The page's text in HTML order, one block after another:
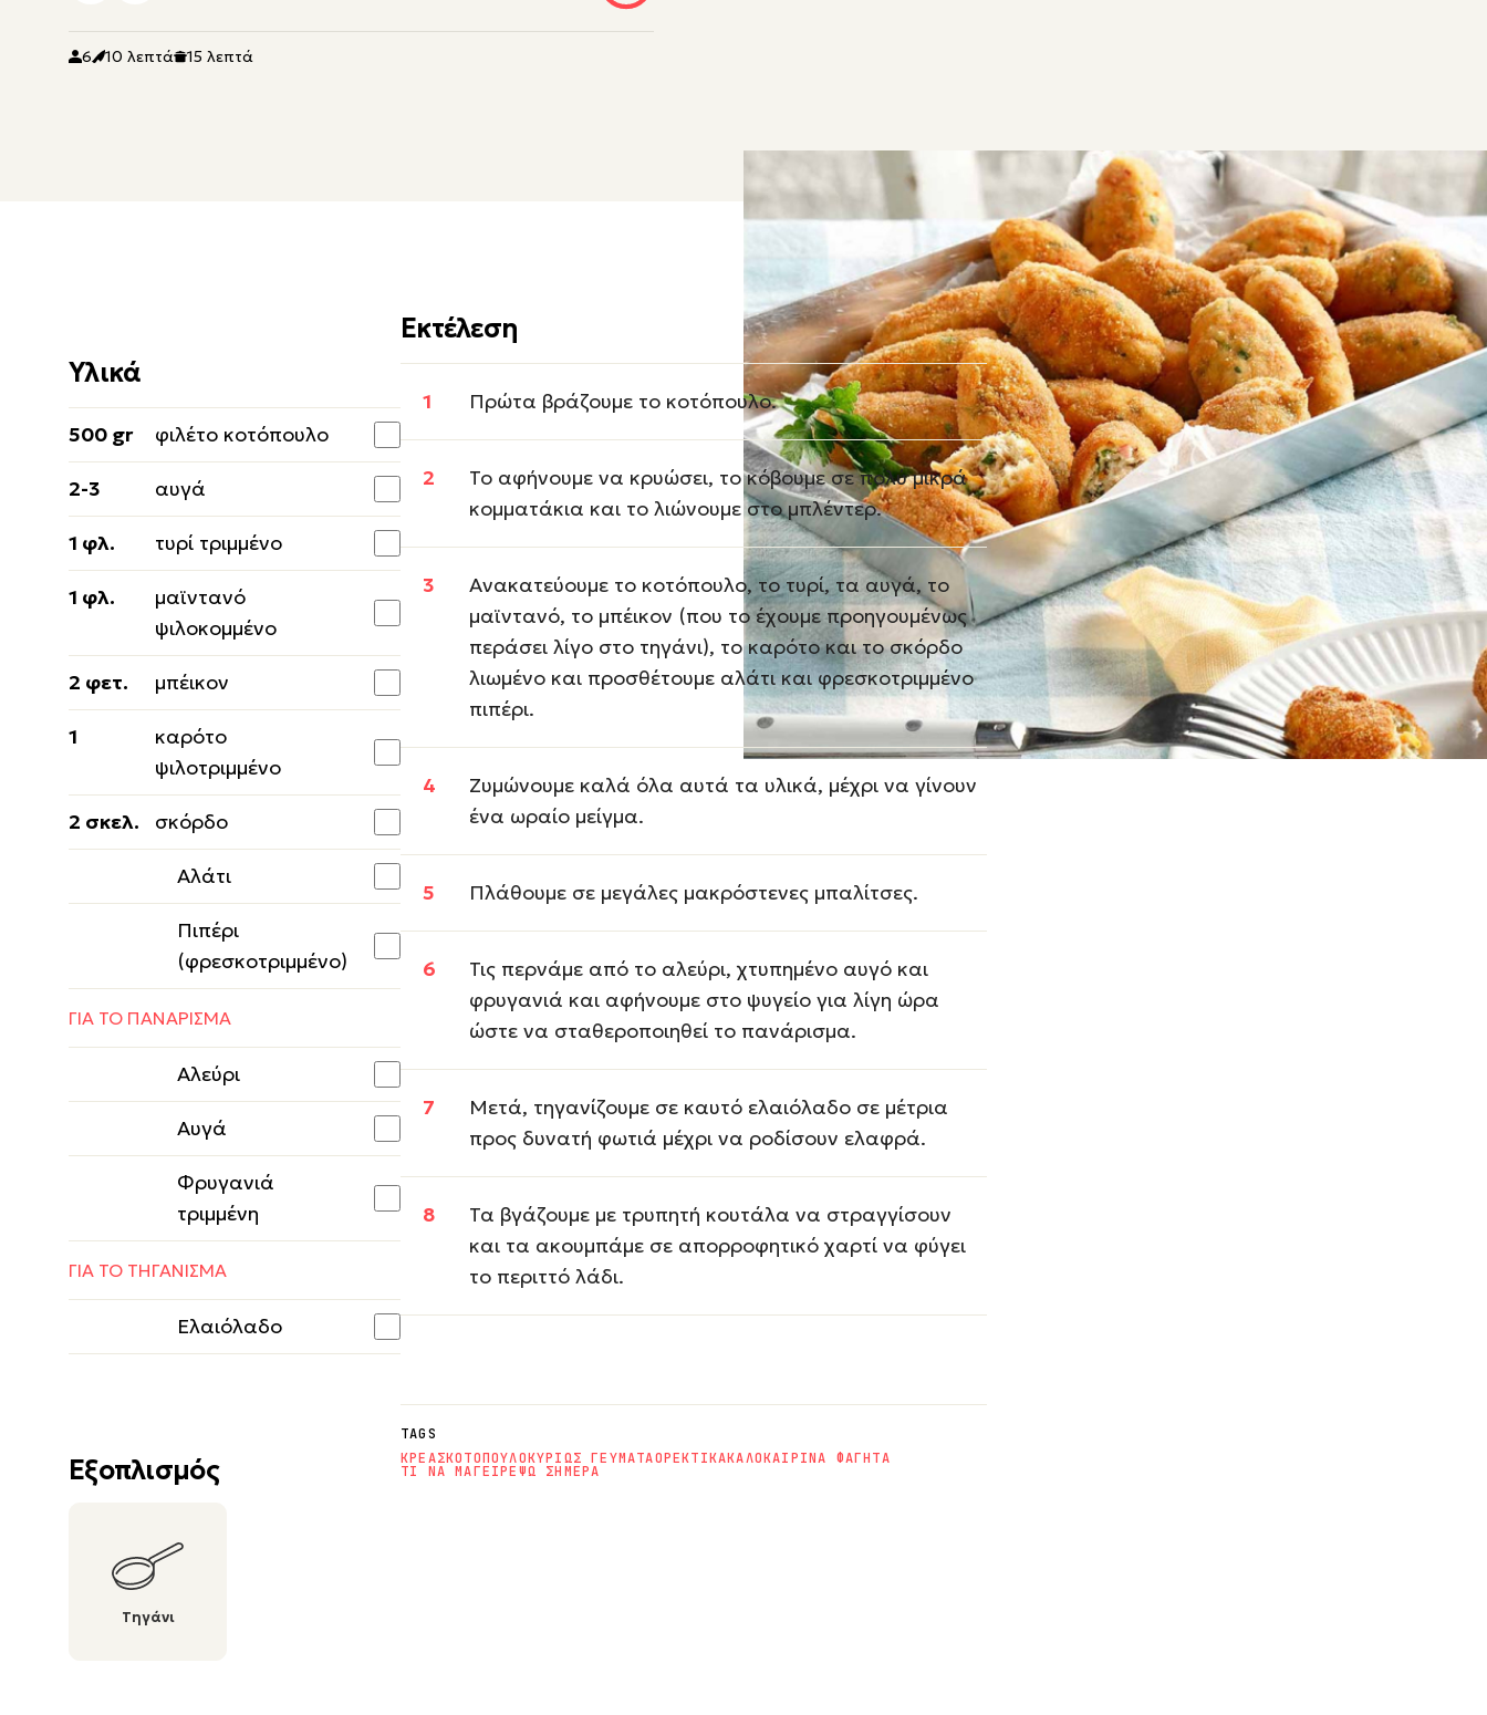
6 10 λεπτά 15 λεπτά
Υλικά
500 gr φιλέτο κοτόπουλο
2-3 αυγά
1 φλ. τυρί τριμμένο
1 φλ.
μαϊντανό
ψιλοκομμένο
2 φετ. μπέικον
1
καρότο
ψιλοτριμμένο
2 σκελ. σκόρδο
Αλάτι
Πιπέρι
(φρεσκοτριμμένο)
ΓΙΑ ΤΟ ΠΑΝΑΡΙΣΜΑ
Αλεύρι
Αυγά
Φρυγανιά
τριμμένη
ΓΙΑ ΤΟ ΤΗΓΑΝΙΣΜΑ
Ελαιόλαδο
Εξοπλισμός
Τηγάνι
Εκτέλεση
Πρώτα βράζουμε το κοτόπουλο.
Το αφήνουμε να κρυώσει, το κόβουμε σε πολύ μικρά
κομματάκια και το λιώνουμε στο μπλέντερ.
Ανακατεύουμε το κοτόπουλο, το τυρί, τα αυγά, το
μαϊντανό, το μπέικον (που το έχουμε προηγουμένως
περάσει λίγο στο τηγάνι), το καρότο και το σκόρδο
λιωμένο και προσθέτουμε αλάτι και φρεσκοτριμμένο
πιπέρι.
Ζυμώνουμε καλά όλα αυτά τα υλικά, μέχρι να γίνουν
ένα ωραίο μείγμα.
Πλάθουμε σε μεγάλες μακρόστενες μπαλίτσες.
Τις περνάμε από το αλεύρι, χτυπημένο αυγό και
φρυγανιά και αφήνουμε στο ψυγείο για λίγη ώρα
ώστε να σταθεροποιηθεί το πανάρισμα.
Μετά, τηγανίζουμε σε καυτό ελαιόλαδο σε μέτρια
προς δυνατή φωτιά μέχρι να ροδίσουν ελαφρά.
Τα βγάζουμε με τρυπητή κουτάλα να στραγγίσουν
και τα ακουμπάμε σε απορροφητικό χαρτί να φύγει
το περιττό λάδι.
TAGS
ΚΡΕΑΣΚΟΤΟΠΟΥΛΟΚΥΡΙΩΣ ΓΕΥΜΑΤΑΟΡΕΚΤΙΚΑΚΑΛΟΚΑΙΡΙΝΑ ΦΑΓΗΤΑ
ΤΙ ΝΑ ΜΑΓΕΙΡΕΨΩ ΣΗΜΕΡΑ